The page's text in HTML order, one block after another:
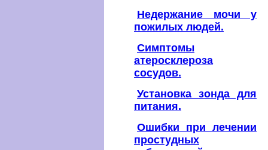
Недержание мочи у
пожилых людей.
Симптомы
атеросклероза
сосудов.
Установка зонда для
питания.
Ошибки при лечении
простудных